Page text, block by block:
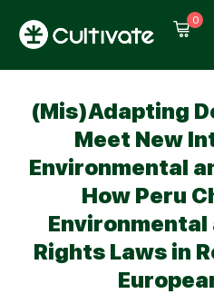
0
(Mis)Adapting
Meet New
Environmental
How Peru
Environmental
Rights Laws in
Sign in
Don’t have an